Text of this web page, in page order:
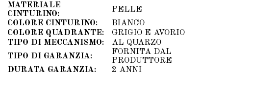
MATERIALE
CINTURINO:
PELLE
COLORE CINTURINO:
BIANCO
COLORE QUADRANTE:
GRIGIO E AVORIO
TIPO DI MECCANISMO:
AL QUARZO
TIPO DI GARANZIA:
FORNITA DAL
PRODUTTORE
DURATA GARANZIA:
2 ANNI